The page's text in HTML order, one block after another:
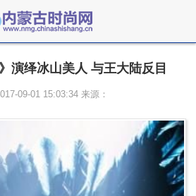
演绎冰山美人 与王大陆反目
09-01 15:03:34 来源：